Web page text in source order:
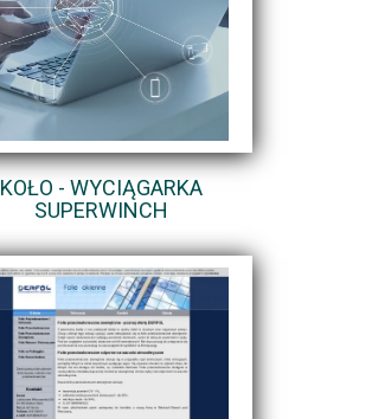
KOŁO - WYCIĄGARKA
SUPERWINCH